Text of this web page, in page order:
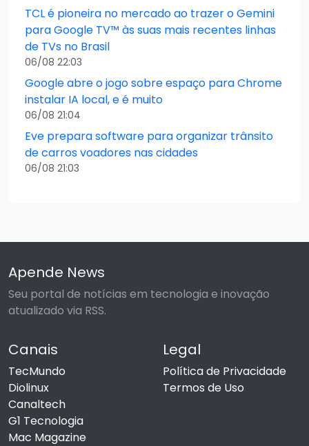
TCL é pioneira no mercado ao trazer o Gemini
para Google TV™ às suas mais recentes linhas
de TVs no Brasil
06/08 22:03
Google abre o jogo sobre espaço para Chrome
instalar IA local, e é muito
06/08 21:04
Eve prepara software para organizar trânsito
de carros voadores nas cidades
06/08 21:03
Apende News
Seu portal de notícias em tecnologia e inovação
atualizado via RSS.
Canais
TecMundo
Diolinux
Canaltech
G1 Tecnologia
Mac Magazine
Legal
Política de Privacidade
Termos de Uso